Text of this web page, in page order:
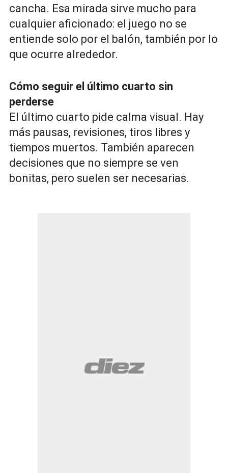
cancha. Esa mirada sirve mucho para
cualquier aficionado: el juego no se
entiende solo por el balón, también por lo
que ocurre alrededor.
Cómo seguir el último cuarto sin
perderse
El último cuarto pide calma visual. Hay
más pausas, revisiones, tiros libres y
tiempos muertos. También aparecen
decisiones que no siempre se ven
bonitas, pero suelen ser necesarias.